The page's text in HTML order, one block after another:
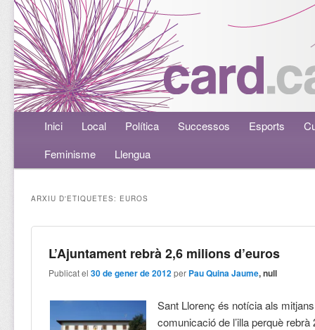
Menú principalAneu al contingut principal
Aneu al contingut secundari
Inici Local Política Successos Esports
Feminisme
Llengua
ARXIU D'ETIQUETES: EUROS
L’Ajuntament rebrà 2,6 milions d’euros
Publicat el30 de gener de 2012 per Pau Quina Jaume, null
Sant Llorenç és notícia als
comunicació de l’illa perquè rebrà